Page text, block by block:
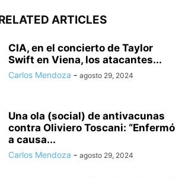
ARTICLES
CIA, en el concierto de Taylor
Swift en Viena, los atacantes...
Carlos Mendoza - agosto 29, 2024
Una ola (social) de antivacunas
contra Oliviero Toscani: “Enfermó
a causa...
Carlos Mendoza - agosto 29, 2024